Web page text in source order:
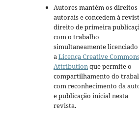
Autores mantém os direitos
autorais e concedem à
direito de primeira
com o trabalho
simultaneamente
aLicença Creative
Attributionque permite o
compartilhamento do
com reconhecimento da
e publicação inicial nesta
revista.